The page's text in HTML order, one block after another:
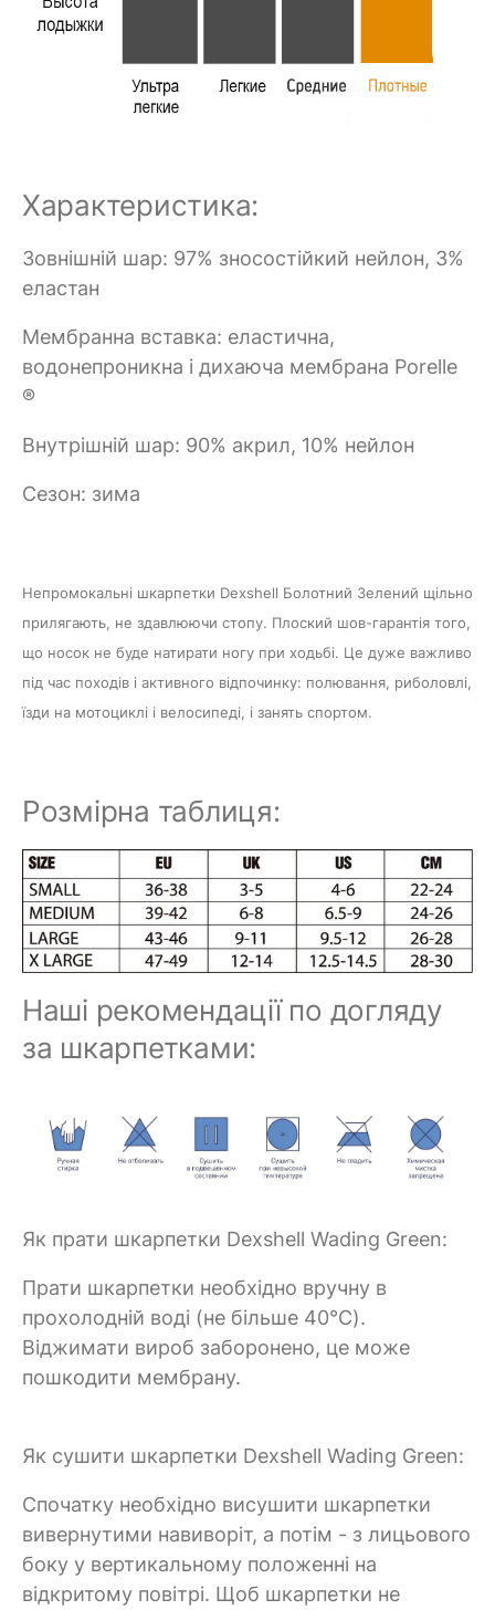
Характеристика:
Зовнішній шар: 97% зносостійкий нейлон, 3%
еластан
Мембранна вставка: еластична,
водонепроникна і дихаюча мембрана Porelle
®
Внутрішній шар: 90% акрил, 10% нейлон
Сезон: зима
Непромокальні шкарпетки Dexshell Болотний Зелений щільно
прилягають, не здавлюючи стопу. Плоский шов-гарантія того,
що носок не буде натирати ногу при ходьбі. Це дуже важливо
під час походів і активного відпочинку: полювання, риболовлі,
їзди на мотоциклі і велосипеді, і занять спортом.
Розмірна таблиця:
Наші рекомендації по догляду
за шкарпетками:
Як прати шкарпетки Dexshell Wading Green:
Прати шкарпетки необхідно вручну в
прохолодній воді (не більше 40°C).
Віджимати вироб заборонено, це може
пошкодити мембрану.
Як сушити шкарпетки Dexshell Wading Green:
Спочатку необхідно висушити шкарпетки
вивернутими навиворіт, а потім - з лицьового
боку у вертикальному положенні на
відкритому повітрі. Щоб шкарпетки не